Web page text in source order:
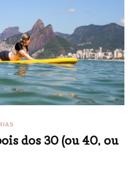
dos 30 (ou 40, ou